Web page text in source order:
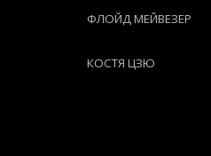
ФЛОЙД МЕЙВЕЗЕР
КОСТЯ ЦЗЮ